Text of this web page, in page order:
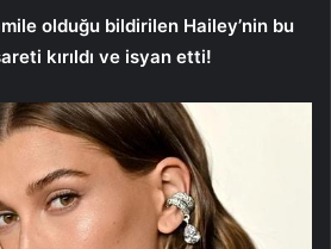
olduğu bildirilen Hailey’nin bu
kırıldı ve isyan etti!